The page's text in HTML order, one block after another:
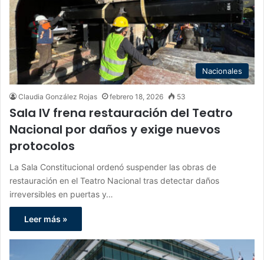
Nacionales
Claudia González Rojas febrero 18, 2026 53
Sala IV frena restauración del Teatro
Nacional por daños y exige nuevos
protocolos
La Sala Constitucional ordenó suspender las obras de
restauración en el Teatro Nacional tras detectar daños
irreversibles en puertas y…
Leer más »